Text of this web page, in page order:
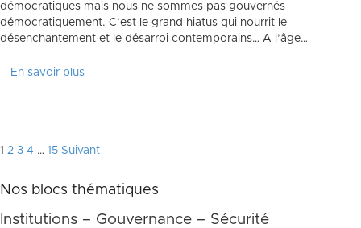
démocratiques mais nous ne sommes pas gouvernés
démocratiquement. C’est le grand hiatus qui nourrit le
désenchantement et le désarroi contemporains… A l’âge…
En savoir plus
Pagination
des
publications
1 2 3 4 … 15 Suivant
Nos blocs thématiques
Institutions – Gouvernance – Sécurité